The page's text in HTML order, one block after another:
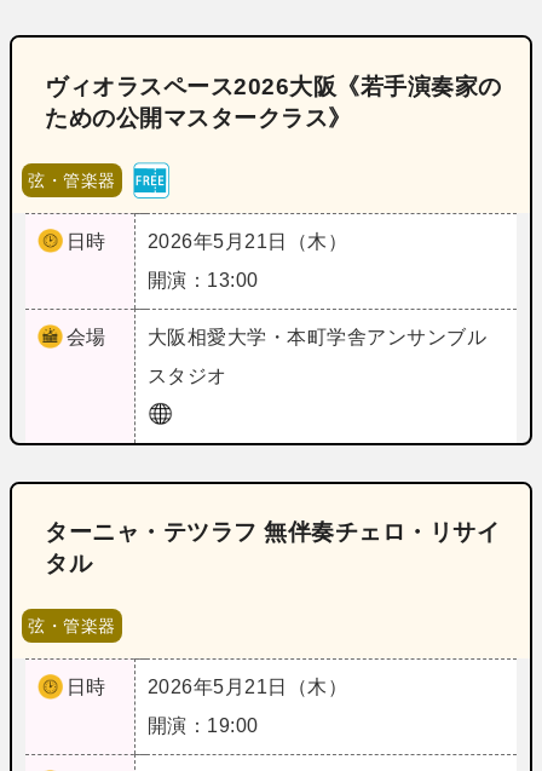
ヴィオラスペース2026大阪《若手演奏家の
ための公開マスタークラス》
弦・管楽器
日時
2026年5月21日（木）
開演：13:00
会場 大阪相愛大学・本町学舎アンサンブル
スタジオ
ターニャ・テツラフ 無伴奏チェロ・リサイ
タル
弦・管楽器
日時
2026年5月21日（木）
開演：19:00